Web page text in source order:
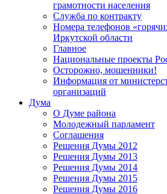
грамотности населения
Служба по контракту
Номера телефонов
Иркутской области
Главное
Национальные проекты
Осторожно, мошенники!
Информация от
организаций
Дума
О Думе района
Молодежный парламент
Соглашения
Решения Думы 2012
Решения Думы 2013
Решения Думы 2014
Решения Думы 2015
Решения Думы 2016